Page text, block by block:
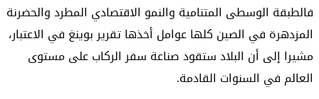
فالطبقة الوسطى المتنامية والنمو الاقتصادي المطرد والحضرنة
المزدهرة في الصين كلها عوامل أخذها تقرير بوينغ في الاعتبار،
مشيرا إلى أن البلاد ستقود صناعة سفر الركاب على مستوى
العالم في السنوات القادمة.